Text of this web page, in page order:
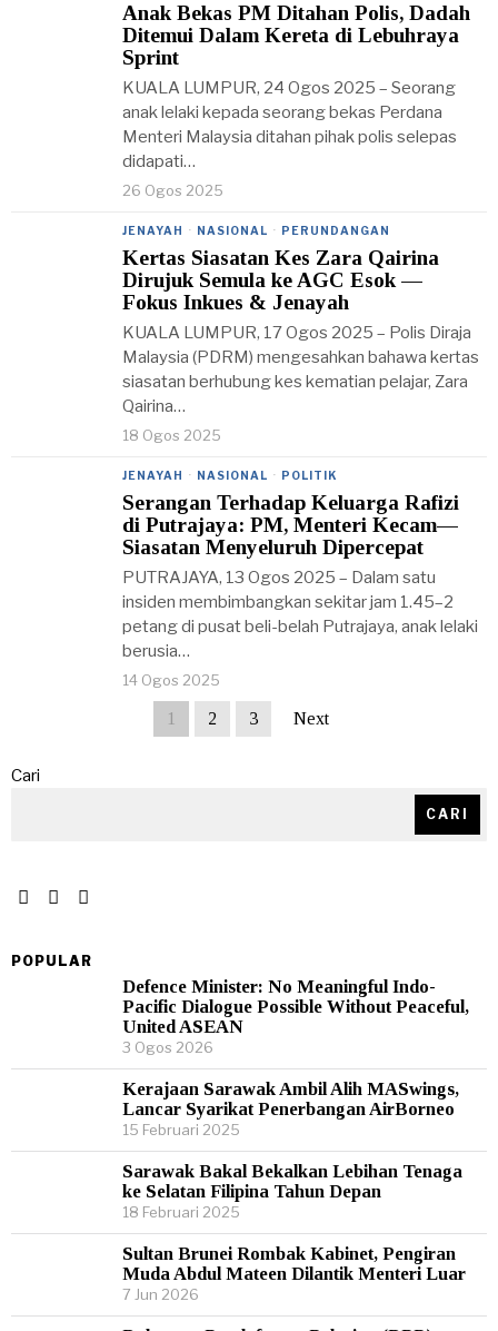
Anak Bekas PM Ditahan Polis, Dadah
Ditemui Dalam Kereta di Lebuhraya
Sprint
KUALA LUMPUR, 24 Ogos 2025 – Seorang
anak lelaki kepada seorang bekas Perdana
Menteri Malaysia ditahan pihak polis selepas
didapati…
26 Ogos 2025
JENAYAH · NASIONAL · PERUNDANGAN
Kertas Siasatan Kes Zara Qairina
Dirujuk Semula ke AGC Esok —
Fokus Inkues & Jenayah
KUALA LUMPUR, 17 Ogos 2025 – Polis Diraja
Malaysia (PDRM) mengesahkan bahawa kertas
siasatan berhubung kes kematian pelajar, Zara
Qairina…
18 Ogos 2025
JENAYAH · NASIONAL · POLITIK
Serangan Terhadap Keluarga Rafizi
di Putrajaya: PM, Menteri Kecam—
Siasatan Menyeluruh Dipercepat
PUTRAJAYA, 13 Ogos 2025 – Dalam satu
insiden membimbangkan sekitar jam 1.45–2
petang di pusat beli-belah Putrajaya, anak lelaki
berusia…
14 Ogos 2025
1 2 3 Next
Cari
CARI
POPULAR
Defence Minister: No Meaningful Indo-
Pacific Dialogue Possible Without Peaceful,
United ASEAN
3 Ogos 2026
Kerajaan Sarawak Ambil Alih MASwings,
Lancar Syarikat Penerbangan AirBorneo
15 Februari 2025
Sarawak Bakal Bekalkan Lebihan Tenaga
ke Selatan Filipina Tahun Depan
18 Februari 2025
Sultan Brunei Rombak Kabinet, Pengiran
Muda Abdul Mateen Dilantik Menteri Luar
7 Jun 2026